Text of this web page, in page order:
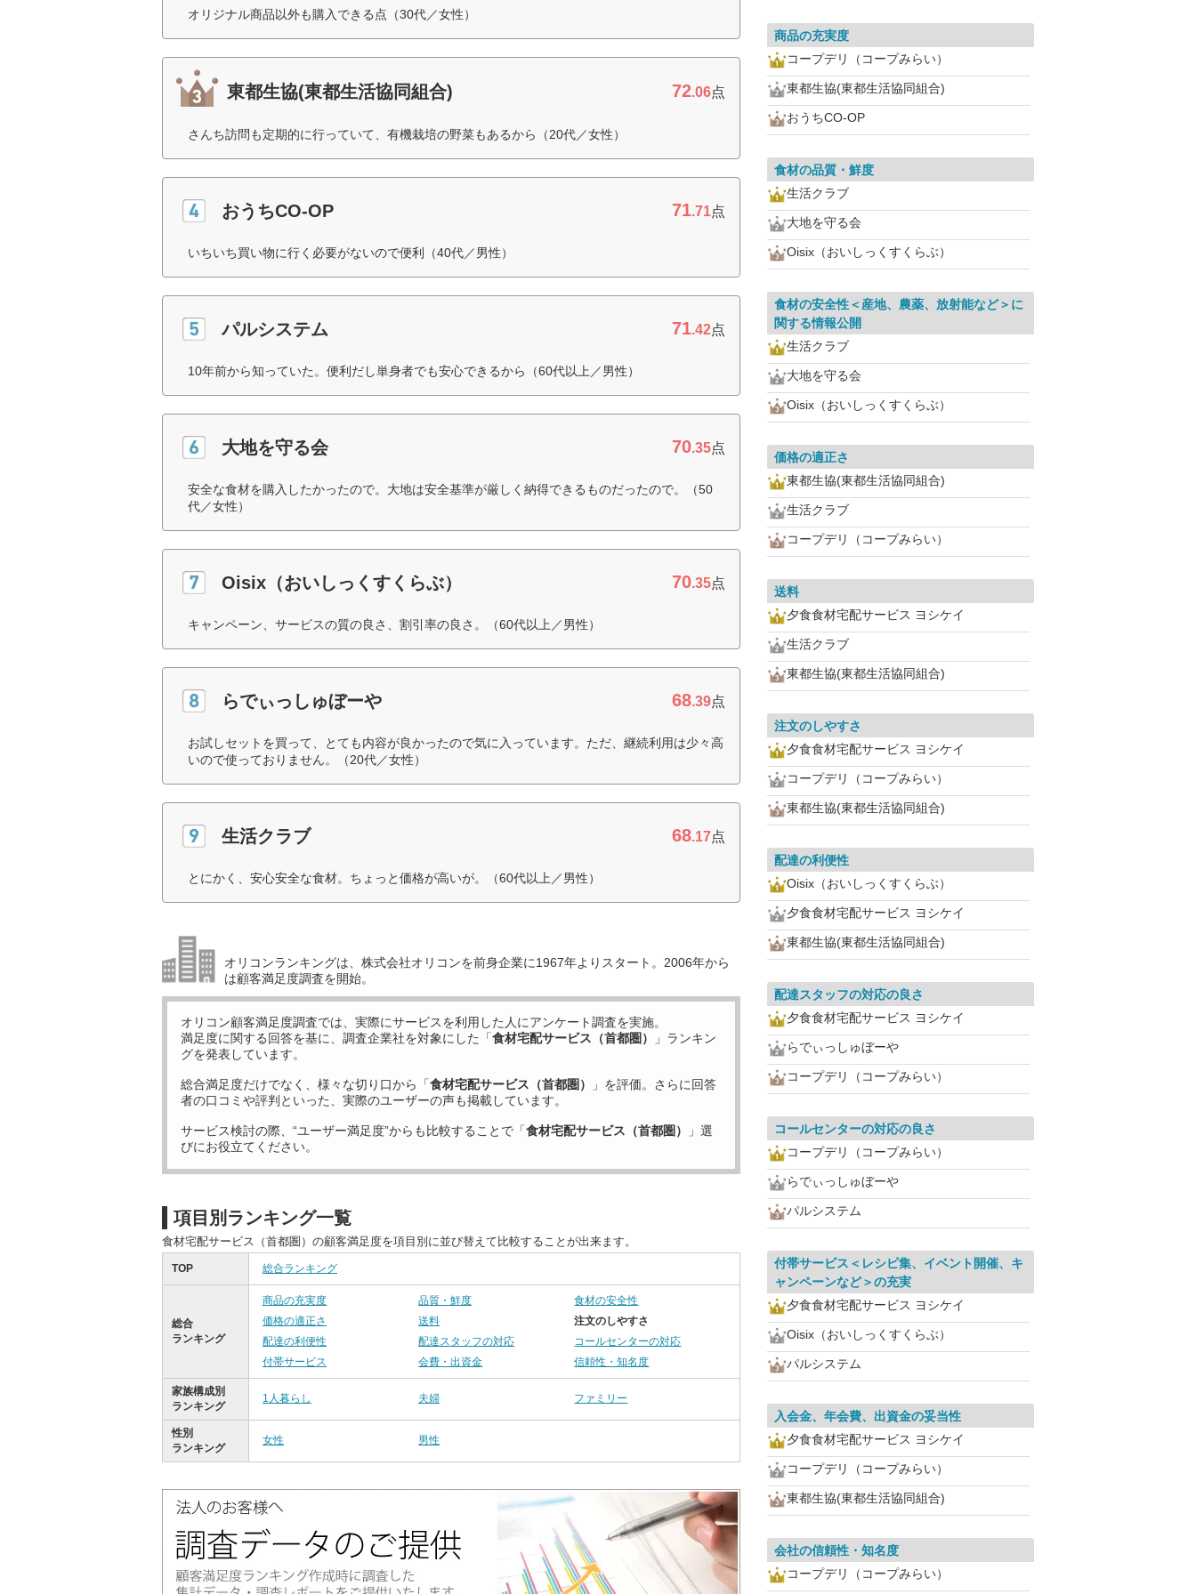
オリジナル商品以外も購入できる点（30代／女性）
東都生協(東都生活協同組合) 72.06点
さんち訪問も定期的に行っていて、有機栽培の野菜もあるから（20代／女性）
おうちCO-OP 71.71点
いちいち買い物に行く必要がないので便利（40代／男性）
パルシステム 71.42点
10年前から知っていた。便利だし単身者でも安心できるから（60代以上／男性）
大地を守る会 70.35点
安全な食材を購入したかったので。大地は安全基準が厳しく納得できるものだったので。（50
代／女性）
Oisix（おいしっくすくらぶ） 70.35点
キャンペーン、サービスの質の良さ、割引率の良さ。（60代以上／男性）
らでぃっしゅぼーや 68.39点
お試しセットを買って、とても内容が良かったので気に入っています。ただ、継続利用は少々高
いので使っておりません。（20代／女性）
生活クラブ 68.17点
とにかく、安心安全な食材。ちょっと価格が高いが。（60代以上／男性）
オリコンランキングは、株式会社オリコンを前身企業に1967年よりスタート。2006年から
は顧客満足度調査を開始。
オリコン顧客満足度調査では、実際にサービスを利用した 人にアンケート調査を実施。
満足度に関する回答を基に、調査企業社を対象にした「食材宅配サービス（首都圏）
」ランキン
グを発表しています。
総合満足度だけでなく、様々な切り口から「食材宅配サービス（首都圏）
」を評価。さらに回答
者の口コミや評判といった、実際のユーザーの声も掲載しています。
サービス検討の際、“ユーザー満足度”からも比較することで「食材宅配サービス（首都圏）
」選
びにお役立てください。
項目別ランキング一覧
食材宅配サービス（首都圏）の顧客満足度を項目別に並び替えて比較することが出来ます。
TOP 総合ランキング
総合
ランキング
商品の充実度 品質・鮮度
食材の安全性
価格の適正さ
送料
注文のしやすさ
配達の利便性
配達スタッフの対応
コールセンターの対応
付帯サービス
会費・出資金 信頼性・知名度
家族構成別
ランキング
1人暮らし 夫婦 ファミリー
性別
ランキング
女性 男性
商品の充実度
コープデリ（コープみらい）
東都生協(東都生活協同組合)
おうちCO-OP
食材の品質・鮮度
生活クラブ
大地を守る会
Oisix（おいしっくすくらぶ）
食材の安全性＜産地、農薬、放射能など＞に
関する情報公開
生活クラブ
大地を守る会
Oisix（おいしっくすくらぶ）
価格の適正さ
東都生協(東都生活協同組合)
生活クラブ
コープデリ（コープみらい）
送料
夕食食材宅配サービス ヨシケイ
生活クラブ
東都生協(東都生活協同組合)
注文のしやすさ
夕食食材宅配サービス ヨシケイ
コープデリ（コープみらい）
東都生協(東都生活協同組合)
配達の利便性
Oisix（おいしっくすくらぶ）
夕食食材宅配サービス ヨシケイ
東都生協(東都生活協同組合)
配達スタッフの対応の良さ
夕食食材宅配サービス ヨシケイ
らでぃっしゅぼーや
コープデリ（コープみらい）
コールセンターの対応の良さ
コープデリ（コープみらい）
らでぃっしゅぼーや
パルシステム
付帯サービス＜レシピ集、イベント開催、キ
ャンペーンなど＞の充実
夕食食材宅配サービス ヨシケイ
Oisix（おいしっくすくらぶ）
パルシステム
入会金、年会費、出資金の妥当性
夕食食材宅配サービス ヨシケイ
コープデリ（コープみらい）
東都生協(東都生活協同組合)
会社の信頼性・知名度
コープデリ（コープみらい）